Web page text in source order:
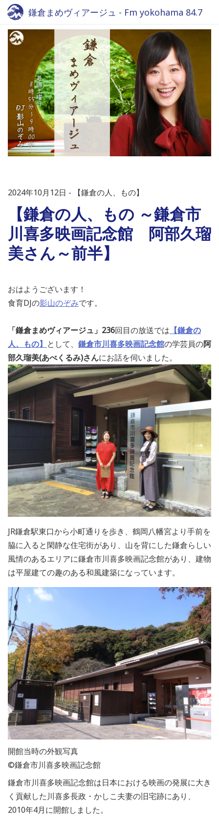
鎌倉まめヴィアージュ - Fm yokohama 84.7
2024年10月12日 【鎌倉の人、もの】
【鎌倉の人、もの ～鎌倉市
川喜多映画記念館 阿部久瑠
美さん～前半】
おはようございます！
食育DJの影山のぞみです。
「鎌倉まめヴィアージュ」236回目の放送では 【鎌倉の
人、もの】 として、 鎌倉市川喜多映画記念館の学芸員の阿
部久瑠美(あべくるみ)さんにお話を伺いました。
JR鎌倉駅東口から小町通りを歩き、鶴岡八幡宮より手前を
脇に入ると閑静な住宅街があり、山を背にした鎌倉らしい
風情のあるエリアに鎌倉市川喜多映画記念館があり、建物
は平屋建ての趣のある和風建築になっています。
開館当時の外観写真
©鎌倉市川喜多映画記念館
鎌倉市川喜多映画記念館は日本における映画の発展に大き
く貢献した川喜多長政・かしこ夫妻の旧宅跡にあり、
2010年4月に開館しました。